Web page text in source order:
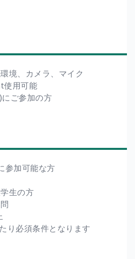
境、カメラ、マイク
使用可能
ご参加の方
参加可能な方
生の方
り必須条件となります